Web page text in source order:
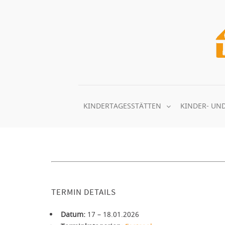
KINDERTAGESSTÄTTEN KINDER-
TERMIN DETAILS
Datum: 17 – 18.01.2026